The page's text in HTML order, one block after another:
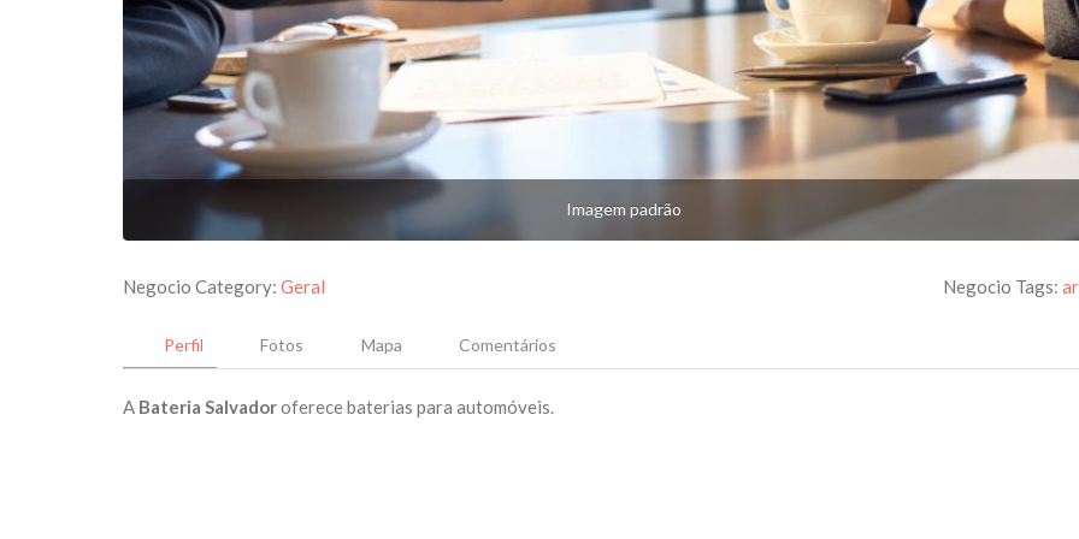
Imagem padrão
Negocio Category: Geral Negocio Tags:
Perfil Fotos Mapa Comentários
A Bateria Salvadoroferece baterias para automóveis.